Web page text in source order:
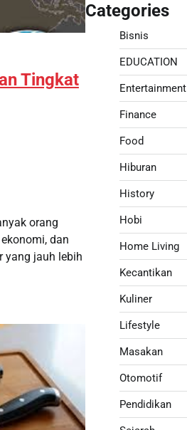
Tingkat
orang
dan
yang jauh lebih
Categories
Bisnis
EDUCATION
Entertainment
Finance
Food
Hiburan
History
Hobi
Home Living
Kecantikan
Kuliner
Lifestyle
Masakan
Otomotif
Pendidikan